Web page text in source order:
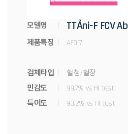
모델명 TTÅni-F FCV Ab
제품특징 AF017
검체타입
혈청/혈장
민감도
99.7% vs HI test
특이도
93.2% vs HI test